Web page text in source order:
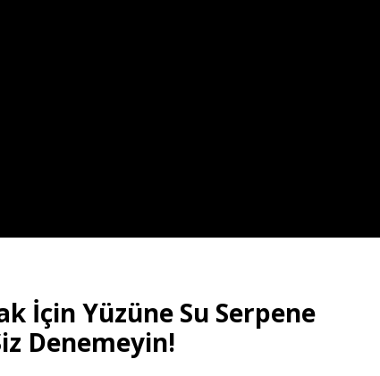
İçin Yüzüne Su Serpene
Denemeyin!